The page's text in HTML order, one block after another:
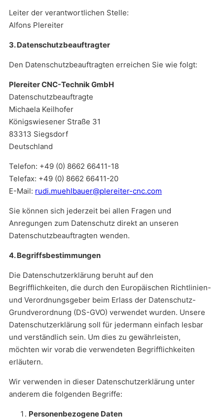
Leiter der verantwortlichen Stelle:
Alfons Plereiter
3. Datenschutzbeauftragter
Den Datenschutzbeauftragten erreichen Sie wie folgt:
Plereiter CNC-Technik GmbH
Datenschutzbeauftragte
Michaela Keilhofer
Königswiesener Straße 31
83313 Siegsdorf
Deutschland
Telefon: +49 (0) 8662 66411-18
Telefax: +49 (0) 8662 66411-20
E-Mail: rudi.muehlbauer@plereiter-cnc.com
Sie können sich jederzeit bei allen Fragen und
Anregungen zum Datenschutz direkt an unseren
Datenschutzbeauftragten wenden.
4. Begriffsbestimmungen
Die Datenschutzerklärung beruht auf den
Begrifflichkeiten, die durch den Europäischen Richtlinien-
und Verordnungsgeber beim Erlass der Datenschutz-
Grundverordnung (DS-GVO) verwendet wurden. Unsere
Datenschutzerklärung soll für jedermann einfach lesbar
und verständlich sein. Um dies zu gewährleisten,
möchten wir vorab die verwendeten Begrifflichkeiten
erläutern.
Wir verwenden in dieser Datenschutzerklärung unter
anderem die folgenden Begriffe:
Personenbezogene Daten